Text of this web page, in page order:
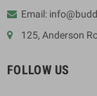
Email:
125, Anderson
FOLLOW US